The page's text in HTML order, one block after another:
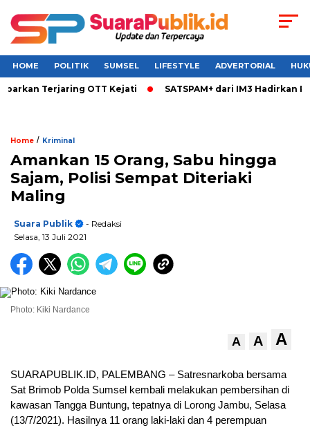
HOME POLITIK SUMSEL LIFESTYLE ADVERTORIAL
Terjaring OTT Kejati SATSPAM+ dari IM3 Hadirkan
Home / Kriminal
Amankan 15 Orang, Sabu hingga
Sajam, Polisi Sempat Diteriaki
Maling
Suara Publik
- Redaksi
Selasa, 13 Juli 2021
Photo: Kiki Nardance
A A A
SUARAPUBLIK.ID, PALEMBANG – Satresnarkoba bersama
Sat Brimob Polda Sumsel kembali melakukan pembersihan di
kawasan Tangga Buntung, tepatnya di Lorong Jambu, Selasa
(13/7/2021). Hasilnya 11 orang laki-laki dan 4 perempuan